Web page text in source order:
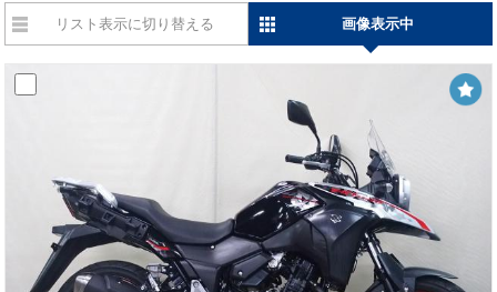
リスト表示に切り替える 画像表示中